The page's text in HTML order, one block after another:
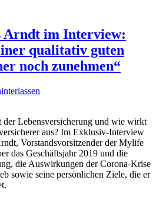
Arndt im Interview:
qualitativ guten
noch zunehmen“
der Lebensversicherung und wie wirkt
aus? Im Exklusiv-Interview
Vorstandsvorsitzender der Mylife
das Geschäftsjahr 2019 und die
die Auswirkungen der Corona-Krise
sowie seine persönlichen Ziele, die er